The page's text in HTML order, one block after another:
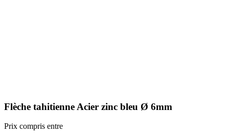
Flèche tahitienne Acier zinc bleu Ø 6mm
Prix compris entre